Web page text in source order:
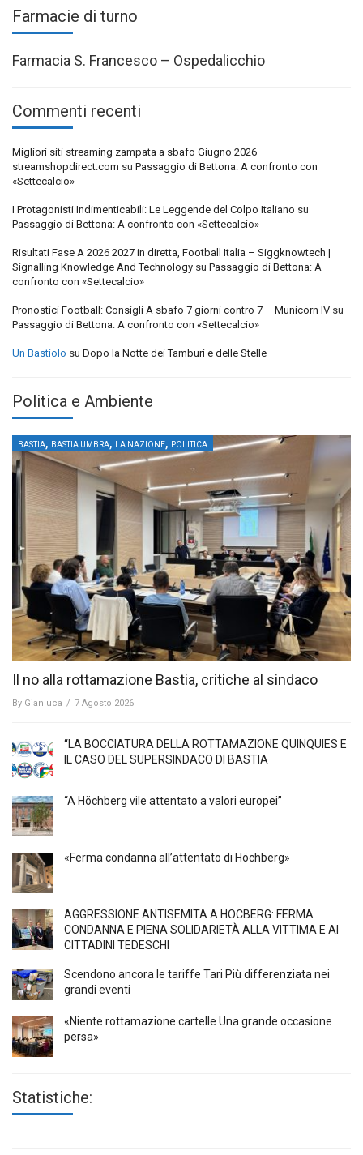
Farmacie di turno
Farmacia S. Francesco – Ospedalicchio
Commenti recenti
Migliori siti streaming zampata a sbafo Giugno 2026 –
streamshopdirect.com su Passaggio di Bettona: A confronto con
«Settecalcio»
I Protagonisti Indimenticabili: Le Leggende del Colpo Italiano su
Passaggio di Bettona: A confronto con «Settecalcio»
Risultati Fase A 2026 2027 in diretta, Football Italia – Siggknowtech |
Signalling Knowledge And Technology su Passaggio di Bettona: A
confronto con «Settecalcio»
Pronostici Football: Consigli A sbafo 7 giorni contro 7 – Municorn IV su
Passaggio di Bettona: A confronto con «Settecalcio»
Un Bastiolo su Dopo la Notte dei Tamburi e delle Stelle
Politica e Ambiente
BASTIA, BASTIA UMBRA, LA NAZIONE, POLITICA
Il no alla rottamazione Bastia, critiche al sindaco
By Gianluca / 7 Agosto 2026
“LA BOCCIATURA DELLA ROTTAMAZIONE QUINQUIES E
IL CASO DEL SUPERSINDACO DI BASTIA
“A Höchberg vile attentato a valori europei”
«Ferma condanna all’attentato di Höchberg»
AGGRESSIONE ANTISEMITA A HÖCBERG: FERMA
CONDANNA E PIENA SOLIDARIETÀ ALLA VITTIMA E AI
CITTADINI TEDESCHI
Scendono ancora le tariffe Tari Più differenziata nei
grandi eventi
«Niente rottamazione cartelle Una grande occasione
persa»
Statistiche: